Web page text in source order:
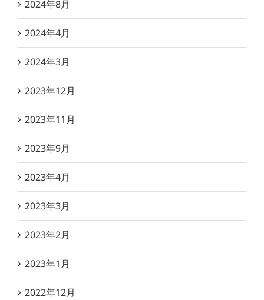
2024年8月
2024年4月
2024年3月
2023年12月
2023年11月
2023年9月
2023年4月
2023年3月
2023年2月
2023年1月
2022年12月